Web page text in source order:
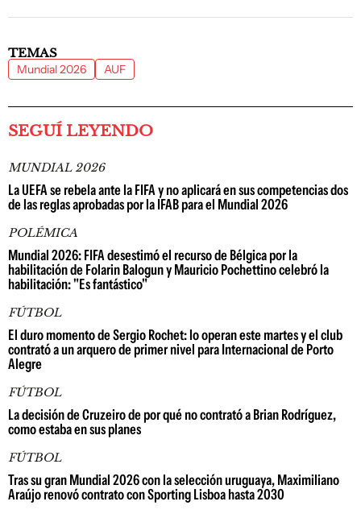
TEMAS
Mundial 2026 AUF
SEGUÍ LEYENDO
MUNDIAL 2026
La UEFA se rebela ante la FIFA y no aplicará en sus competencias dos
de las reglas aprobadas por la IFAB para el Mundial 2026
POLÉMICA
Mundial 2026: FIFA desestimó el recurso de Bélgica por la
habilitación de Folarin Balogun y Mauricio Pochettino celebró la
habilitación: "Es fantástico"
FÚTBOL
El duro momento de Sergio Rochet: lo operan este martes y el club
contrató a un arquero de primer nivel para Internacional de Porto
Alegre
FÚTBOL
La decisión de Cruzeiro de por qué no contrató a Brian Rodríguez,
como estaba en sus planes
FÚTBOL
Tras su gran Mundial 2026 con la selección uruguaya, Maximiliano
Araújo renovó contrato con Sporting Lisboa hasta 2030